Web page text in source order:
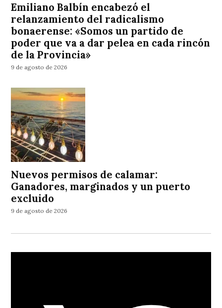
Emiliano Balbín encabezó el
relanzamiento del radicalismo
bonaerense: «Somos un partido de
poder que va a dar pelea en cada rincón
de la Provincia»
9 de agosto de 2026
Nuevos permisos de calamar:
Ganadores, marginados y un puerto
excluido
9 de agosto de 2026